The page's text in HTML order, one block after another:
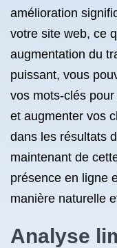
amélioration
votre site web, ce
augmentation du
puissant, vous
vos mots-clés
et augmenter vos
dans les résultats
maintenant de
présence en ligne
manière naturelle
Analyse